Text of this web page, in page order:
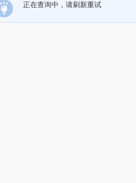
正在查询中，请刷新重试